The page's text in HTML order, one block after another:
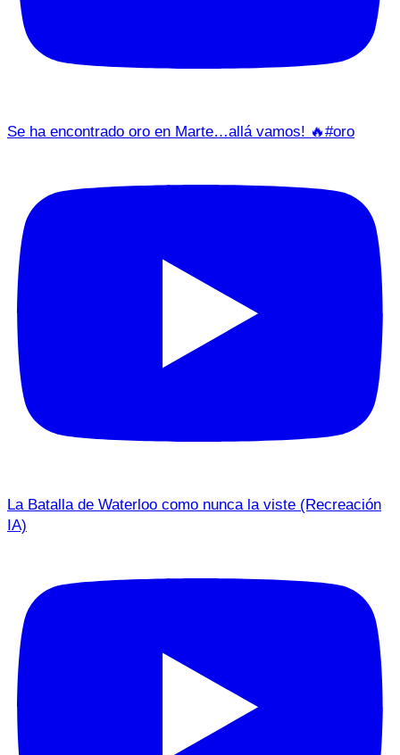
Se ha encontrado oro en Marte…allá vamos! 🔥#oro
La Batalla de Waterloo como nunca la viste (Recreación
IA)